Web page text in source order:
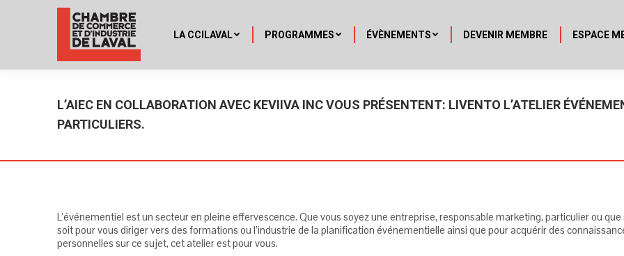
LA CCILAVAL PROGRAMMES ÉVÈNEMENTS DEVENIR MEMBRE ESPACE
L’AIEC EN COLLABORATION AVEC KEVIIVA INC VOUS PRÉSENTENT: LIVENTO L’ATELIER
PARTICULIERS.
L’événementiel est un secteur en pleine effervescence. Que vous soyez une entreprise, responsable marketing, particulier ou que
soit pour vous diriger vers des formations ou l’industrie de la planification événementielle ainsi que pour acquérir des
personnelles sur ce sujet, cet atelier est pour vous.